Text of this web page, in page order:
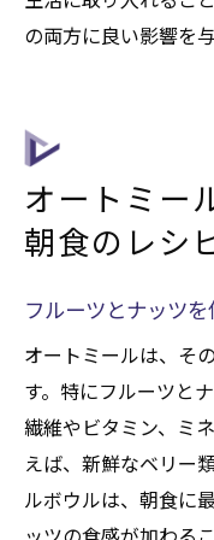
の両方に良い影響を
オートミー
朝食のレシ
フルーツとナッツ
オートミールは、そ
す。特にフルーツと
繊維やビタミン、ミ
えば、新鮮なベリー
ルボウルは、朝食に